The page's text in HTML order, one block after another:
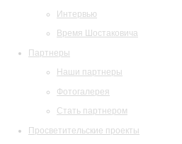
Интервью
Время Шостаковича
Партнеры
Наши партнеры
Фотогалерея
Стать партнером
Просветительские проекты